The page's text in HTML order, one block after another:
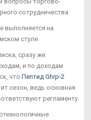
сотрудничества.
выполняется на
стуле.
сразу же
и по доходам
что Пептид Ghrp-2
сезон, ведь основная
регламенту.